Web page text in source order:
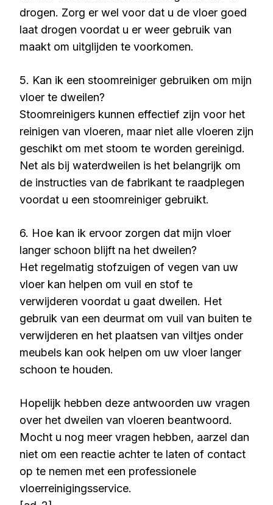
drogen. Zorg er wel voor dat u de vloer goed
laat drogen voordat u er weer gebruik van
maakt om uitglijden te voorkomen.
5. Kan ik een stoomreiniger gebruiken om mijn
vloer te dweilen?
Stoomreinigers kunnen effectief zijn voor het
reinigen van vloeren, maar niet alle vloeren zijn
geschikt om met stoom te worden gereinigd.
Net als bij waterdweilen is het belangrijk om
de instructies van de fabrikant te raadplegen
voordat u een stoomreiniger gebruikt.
6. Hoe kan ik ervoor zorgen dat mijn vloer
langer schoon blijft na het dweilen?
Het regelmatig stofzuigen of vegen van uw
vloer kan helpen om vuil en stof te
verwijderen voordat u gaat dweilen. Het
gebruik van een deurmat om vuil van buiten te
verwijderen en het plaatsen van viltjes onder
meubels kan ook helpen om uw vloer langer
schoon te houden.
Hopelijk hebben deze antwoorden uw vragen
over het dweilen van vloeren beantwoord.
Mocht u nog meer vragen hebben, aarzel dan
niet om een reactie achter te laten of contact
op te nemen met een professionele
vloerreinigingsservice.